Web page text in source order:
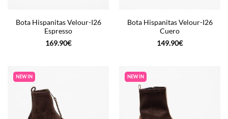
Bota Hispanitas Velour-I26
Espresso
169.90€
Bota Hispanitas Velour-I26
Cuero
149.90€
NEW IN NEW IN